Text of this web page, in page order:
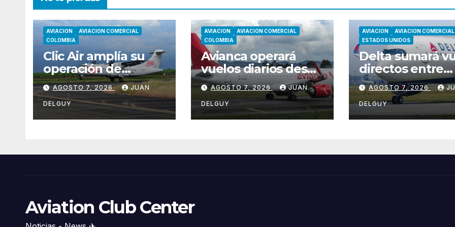
AVIACION
AVIACION COMERCIAL
COLOMBIA
Clic Air amplía su
operación de
temporada con
nuevas rutas hacia
Cartagena y Tolú
AGOSTO 7, 2026 JUAN
DELGUY
AVIACION
AVIACION COMERCIAL
COLOMBIA
Avianca operará
vuelos diarios desde
Montevideo y
Asunción hacia
Bogotá
AGOSTO 7, 2026 JUAN
DELGUY
AVIACION
AVIACION COMERCIAL
ESTADOS UNIDOS
Delta sumará
directos entre
Seattle y Tokio-
Narita desde
de 2027
AGOSTO 7, 2026
DELGUY
Aviation Club Center